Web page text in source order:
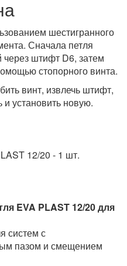
шестигранного
Сначала петля
штифт D6, затем
стопорного винта.
винт, извлечь штифт,
установить новую.
12/20 - 1 шт.
EVA PLAST 12/20 для
систем с
пазом и смещением